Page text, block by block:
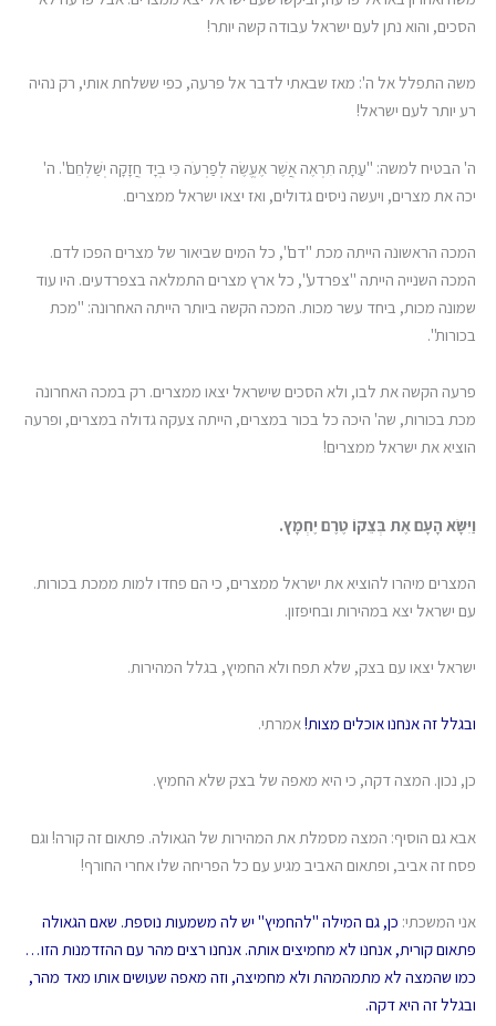
הסכים, והוא נתן לעם ישראל עבודה קשה יותר!
משה התפלל אל ה': מאז שבאתי לדבר אל פרעה, כפי ששלחת אותי, רק נהיה
רע יותר לעם ישראל!
ה' הבטיח למשה: "עַתָּה תִרְאֶה אֲשֶׁר אֶעֱשֶׂה לְפַרְעֹה כִּי בְיָד חֲזָקָה יְשַׁלְּחֵם". ה'
יכה את מצרים, ויעשה ניסים גדולים, ואז יצאו ישראל ממצרים.
המכה הראשונה הייתה מכת "דם", כל המים שביאור של מצרים הפכו לדם.
המכה השנייה הייתה "צפרדע", כל ארץ מצרים התמלאה בצפרדעים. היו עוד
שמונה מכות, ביחד עשר מכות. המכה הקשה ביותר הייתה האחרונה: "מכת
בכורות".
פרעה הקשה את לבו, ולא הסכים שישראל יצאו ממצרים. רק במכה האחרונה
מכת בכורות, שה' היכה כל בכור במצרים, הייתה צעקה גדולה במצרים, ופרעה
הוציא את ישראל ממצרים!
וַיִּשָּׂא הָעָם אֶת בְּצֵקוֹ טֶרֶם יֶחְמָץ.
המצרים מיהרו להוציא את ישראל ממצרים, כי הם פחדו למות ממכת בכורות.
עם ישראל יצא במהירות ובחיפזון.
ישראל יצאו עם בצק, שלא תפח ולא החמיץ, בגלל המהירות.
ובגלל זה אנחנו אוכלים מצות!אמרתי.
כן, נכון. המצה דקה, כי היא מאפה של בצק שלא החמיץ.
אבא גם הוסיף: המצה מסמלת את המהירות של הגאולה. פתאום זה קורה! וגם
פסח זה אביב, ופתאום האביב מגיע עם כל הפריחה שלו אחרי החורף!
אני המשכתי: כן, גם המילה "להחמיץ" יש לה משמעות נוספת. שאם הגאולה
פתאום קורית, אנחנו לא מחמיצים אותה. אנחנו רצים מהר עם ההזדמנות הזו…
כמו שהמצה לא מתמהמהת ולא מחמיצה, וזה מאפה שעושים אותו מאד מהר,
ובגלל זה היא דקה.